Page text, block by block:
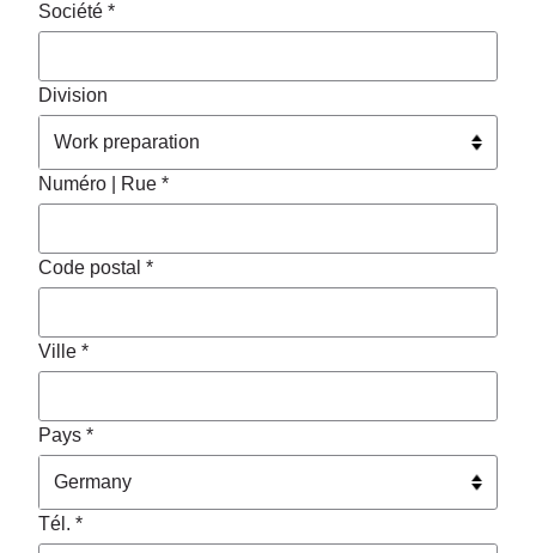
Société *
Division
Numéro | Rue *
Code postal *
Ville *
Pays *
Tél. *